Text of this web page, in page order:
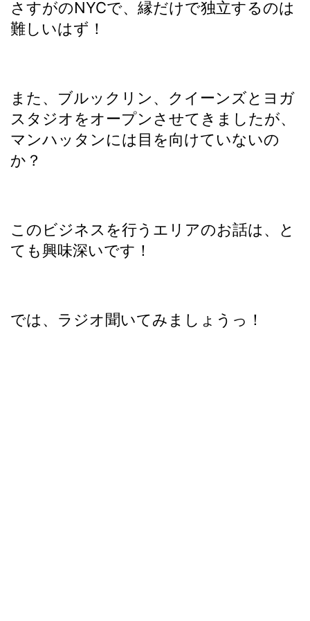
さすがのNYCで、縁だけで独立するのは
難しいはず！
また、ブルックリン、クイーンズとヨガ
スタジオをオープンさせてきましたが、
マンハッタンには目を向けていないの
か？
このビジネスを行うエリアのお話は、と
ても興味深いです！
では、ラジオ聞いてみましょうっ！